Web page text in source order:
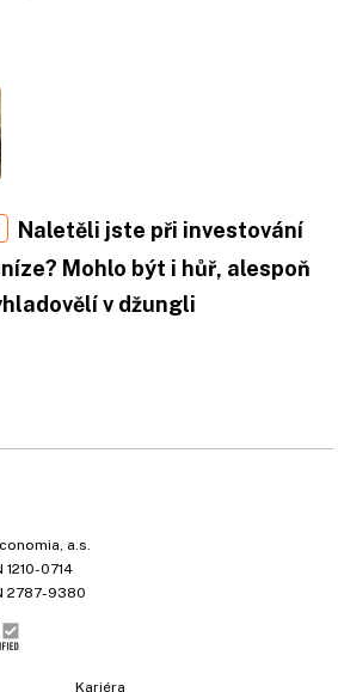
Naletěli jste při investování
Mohlo být i hůř, alespoň
v džungli
a.s.
1210-0714
2787-9380
Kariéra